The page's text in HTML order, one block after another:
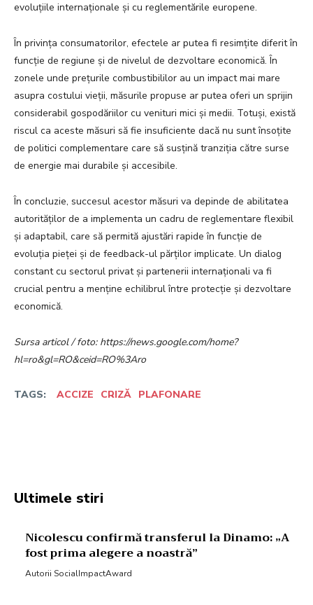
evoluțiile internaționale și cu reglementările europene.
În privința consumatorilor, efectele ar putea fi resimțite diferit în
funcție de regiune și de nivelul de dezvoltare economică. În
zonele unde prețurile combustibililor au un impact mai mare
asupra costului vieții, măsurile propuse ar putea oferi un sprijin
considerabil gospodăriilor cu venituri mici și medii. Totuși, există
riscul ca aceste măsuri să fie insuficiente dacă nu sunt însoțite
de politici complementare care să susțină tranziția către surse
de energie mai durabile și accesibile.
În concluzie, succesul acestor măsuri va depinde de abilitatea
autorităților de a implementa un cadru de reglementare flexibil
și adaptabil, care să permită ajustări rapide în funcție de
evoluția pieței și de feedback-ul părților implicate. Un dialog
constant cu sectorul privat și partenerii internaționali va fi
crucial pentru a menține echilibrul între protecție și dezvoltare
economică.
Sursa articol / foto: https://news.google.com/home?
hl=ro&gl=RO&ceid=RO%3Aro
TAGS: ACCIZE CRIZĂ PLAFONARE
Ultimele stiri
Nicolescu confirmă transferul la Dinamo: „A
fost prima alegere a noastră”
Autorii SocialImpactAward